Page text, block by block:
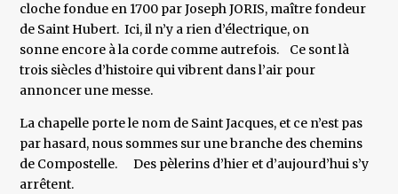
cloche fondue en 1700 par Joseph JORIS, maître fondeur
de Saint Hubert. Ici, il n’y a rien d’électrique, on
sonne encore à la corde comme autrefois. Ce sont là
trois siècles d’histoire qui vibrent dans l’air pour
annoncer une messe.
La chapelle porte le nom de Saint Jacques, et ce n’est pas
par hasard, nous sommes sur une branche des chemins
de Compostelle. Des pèlerins d’hier et d’aujourd’hui s’y
arrêtent.